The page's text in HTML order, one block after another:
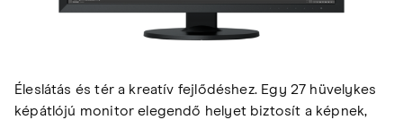
Éleslátás és tér a kreatív fejlődéshez. Egy 27 hüvelykes
képátlójú monitor elegendő helyet biztosít a képnek,